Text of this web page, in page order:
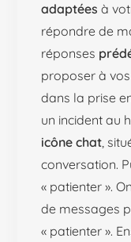
adaptées à
répondre de
réponses
proposer à
dans la prise
un incident au
icône chat,
conversation.
« patienter ».
de messages
« patienter ».